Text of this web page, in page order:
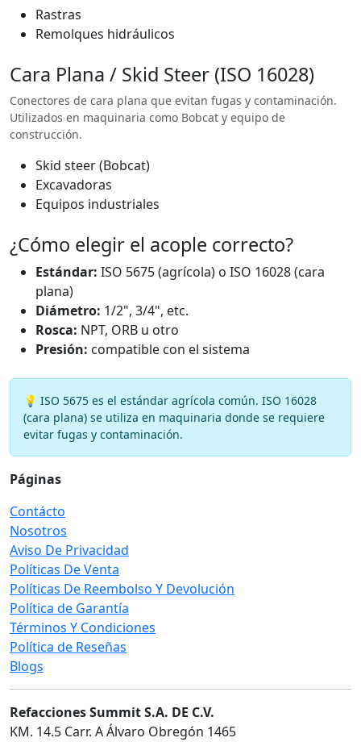
Rastras
Remolques hidráulicos
Cara Plana / Skid Steer (ISO 16028)
Conectores de cara plana que evitan fugas y contaminación.
Utilizados en maquinaria como Bobcat y equipo de
construcción.
Skid steer (Bobcat)
Excavadoras
Equipos industriales
¿Cómo elegir el acople correcto?
Estándar: ISO 5675 (agrícola) o ISO 16028 (cara
plana)
Diámetro: 1/2", 3/4", etc.
Rosca: NPT, ORB u otro
Presión: compatible con el sistema
💡 ISO 5675 es el estándar agrícola común. ISO 16028
(cara plana) se utiliza en maquinaria donde se requiere
evitar fugas y contaminación.
Páginas
Contácto
Nosotros
Aviso De Privacidad
Políticas De Venta
Políticas De Reembolso Y Devolución
Política de Garantía
Términos Y Condiciones
Política de Reseñas
Blogs
Refacciones Summit S.A. DE C.V.
KM. 14.5 Carr. A Álvaro Obregón 1465